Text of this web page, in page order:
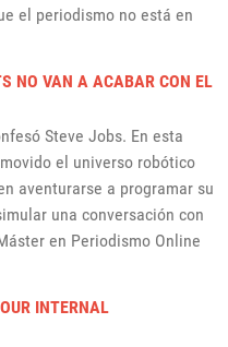
el periodismo no está en
NO VAN A ACABAR CON EL
Steve Jobs. En esta
el universo robótico
aventurarse a programar su
una conversación con
en Periodismo Online
INTERNAL